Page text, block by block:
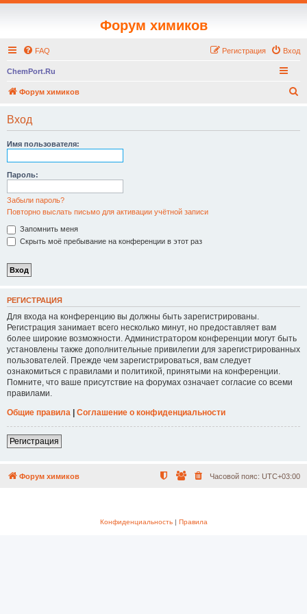
Форум химиков
FAQ Вход
Регистрация
ChemPort.Ru
Форум химиков
Вход
Имя пользователя:
Пароль:
Забыли пароль?
Повторно выслать письмо для активации учётной записи
Запомнить меня
Скрыть моё пребывание на конференции в этот раз
РЕГИСТРАЦИЯ
Для входа на конференцию вы должны быть зарегистрированы.
Регистрация занимает всего несколько минут, но предоставляет вам
более широкие возможности. Администратором конференции могут быть
установлены также дополнительные привилегии для зарегистрированных
пользователей. Прежде чем зарегистрироваться, вам следует
ознакомиться с правилами и политикой, принятыми на конференции.
Помните, что ваше присутствие на форумах означает согласие со всеми
правилами.
Общие правила | Соглашение о конфиденциальности
Регистрация
Форум химиков Часовой пояс: UTC+03:00
Конфиденциальность| Правила